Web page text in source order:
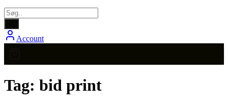
Account
Tag: bid print